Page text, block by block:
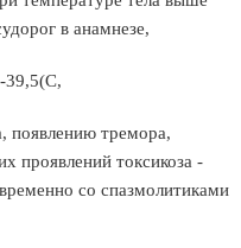
в анамнезе,
39,5(С,
появлению тремора,
проявлений токсикоза -
со спазмолитиками